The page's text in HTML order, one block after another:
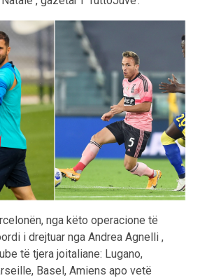
nga këto operacione të
i drejtuar nga Andrea Agnelli ,
të tjera joitaliane: Lugano,
Basel, Amiens apo vetë